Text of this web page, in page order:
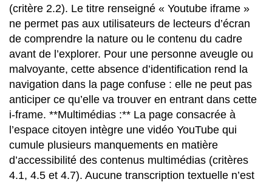
(critère 2.2). Le titre renseigné « Youtube iframe »
ne permet pas aux utilisateurs de lecteurs d’écran
de comprendre la nature ou le contenu du cadre
avant de l’explorer. Pour une personne aveugle ou
malvoyante, cette absence d’identification rend la
navigation dans la page confuse : elle ne peut pas
anticiper ce qu’elle va trouver en entrant dans cette
i-frame. **Multimédias :** La page consacrée à
l’espace citoyen intègre une vidéo YouTube qui
cumule plusieurs manquements en matière
d’accessibilité des contenus multimédias (critères
4.1, 4.5 et 4.7). Aucune transcription textuelle n’est